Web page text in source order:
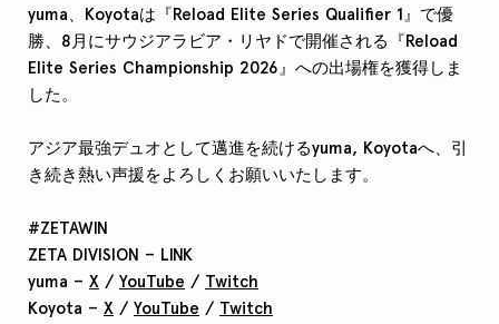
yuma、Koyotaは『Reload Elite Series Qualifier 1』で優
勝、8月にサウジアラビア・リヤドで開催される『Reload
Elite Series Championship 2026』への出場権を獲得しま
した。
アジア最強デュオとして邁進を続けるyuma, Koyotaへ、引
き続き熱い声援をよろしくお願いいたします。
#ZETAWIN
ZETA DIVISION – LINK
yuma – X / YouTube / Twitch
Koyota – X / YouTube / Twitch